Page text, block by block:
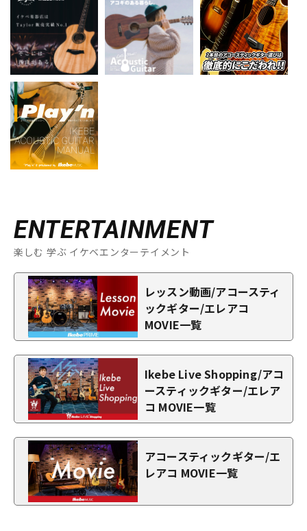
ENTERTAINMENT
楽しむ 学ぶ イケベエンターテイメント
レッスン動画/アコースティ
ックギター/エレアコ
MOVIE一覧
Ikebe Live Shopping/アコ
ースティックギター/エレア
コ MOVIE一覧
アコースティックギター/エ
レアコ MOVIE一覧